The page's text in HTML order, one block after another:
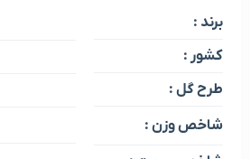
برند :
کشور :
طرح گل :
شاخص وزن :